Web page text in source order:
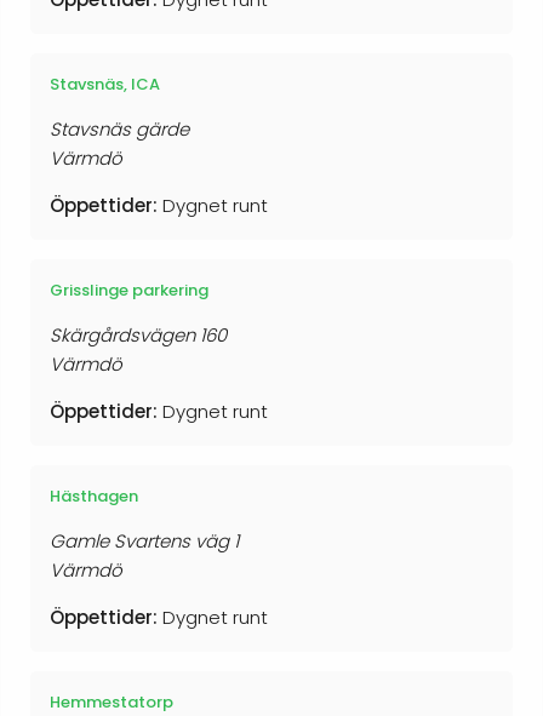
Stavsnäs, ICA
Stavsnäs gärde
Värmdö
Öppettider: Dygnet runt
Grisslinge parkering
Skärgårdsvägen 160
Värmdö
Öppettider: Dygnet runt
Hästhagen
Gamle Svartens väg 1
Värmdö
Öppettider: Dygnet runt
Hemmestatorp